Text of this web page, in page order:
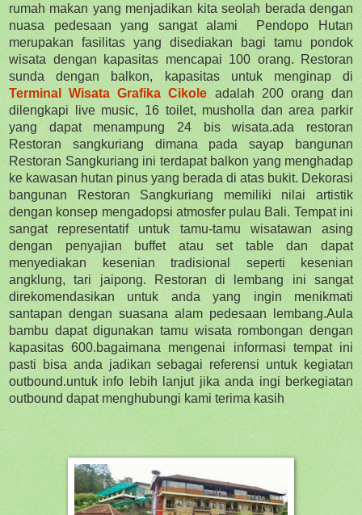
rumah makan yang menjadikan kita seolah berada dengan
nuasa pedesaan yang sangat alami Pendopo Hutan
merupakan fasilitas yang disediakan bagi tamu pondok
wisata dengan kapasitas mencapai 100 orang. Restoran
sunda dengan balkon, kapasitas untuk menginap di
Terminal Wisata Grafika Cikole adalah 200 orang dan
dilengkapi live music, 16 toilet, musholla dan area parkir
yang dapat menampung 24 bis wisata.ada restoran
Restoran sangkuriang dimana pada sayap bangunan
Restoran Sangkuriang ini terdapat balkon yang menghadap
ke kawasan hutan pinus yang berada di atas bukit. Dekorasi
bangunan Restoran Sangkuriang memiliki nilai artistik
dengan konsep mengadopsi atmosfer pulau Bali. Tempat ini
sangat representatif untuk tamu-tamu wisatawan asing
dengan penyajian buffet atau set table dan dapat
menyediakan kesenian tradisional seperti kesenian
angklung, tari jaipong. Restoran di lembang ini sangat
direkomendasikan untuk anda yang ingin menikmati
santapan dengan suasana alam pedesaan lembang.Aula
bambu dapat digunakan tamu wisata rombongan dengan
kapasitas 600.bagaimana mengenai informasi tempat ini
pasti bisa anda jadikan sebagai referensi untuk kegiatan
outbound.untuk info lebih lanjut jika anda ingi berkegiatan
outbound dapat menghubungi kami terima kasih